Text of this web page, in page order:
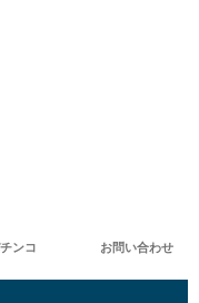
ンコ お問い合わせ